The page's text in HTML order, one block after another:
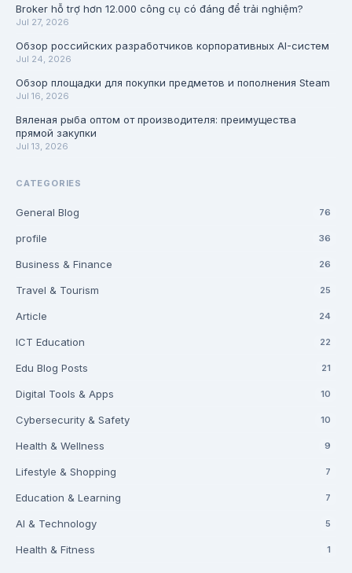
Broker hỗ trợ hơn 12.000 công cụ có đáng để trải nghiệm?
Jul 27, 2026
Обзор российских разработчиков корпоративных AI-систем
Jul 24, 2026
Обзор площадки для покупки предметов и пополнения Steam
Jul 16, 2026
Вяленая рыба оптом от производителя: преимущества
прямой закупки
Jul 13, 2026
CATEGORIES
General Blog 76
profile 36
Business & Finance 26
Travel & Tourism 25
Article 24
ICT Education 22
Edu Blog Posts 21
Digital Tools & Apps 10
Cybersecurity & Safety 10
Health & Wellness 9
Lifestyle & Shopping 7
Education & Learning 7
AI & Technology 5
Health & Fitness 1